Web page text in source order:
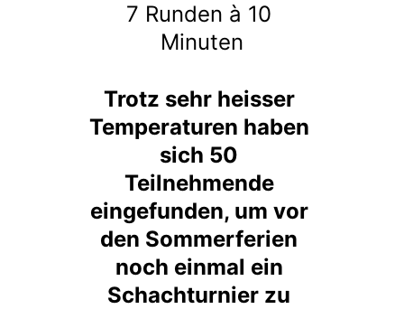
7 Runden à 10
Minuten
Trotz sehr heisser
Temperaturen haben
sich 50
Teilnehmende
eingefunden, um vor
den Sommerferien
noch einmal ein
Schachturnier zu